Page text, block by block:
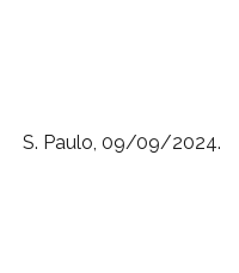
S. Paulo, 09/09/2024.